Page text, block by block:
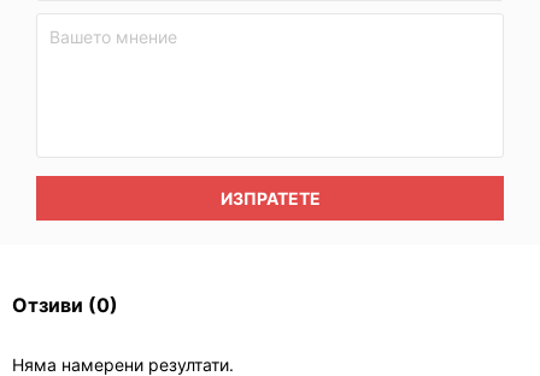
ИЗПРАТЕТЕ
Отзиви (0)
Няма намерени резултати.